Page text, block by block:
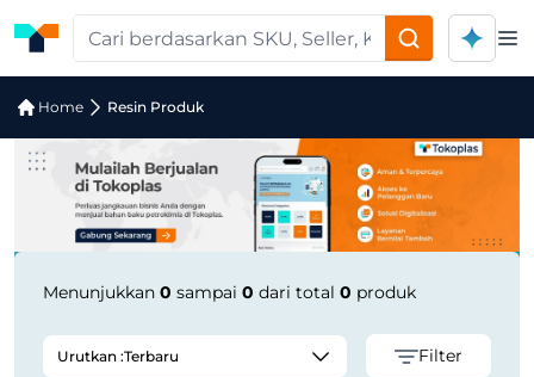
Home Resin Produk
Pencarian Produk "C-PLAST SILVER
Menunjukkan 0 sampai 0 dari total 0 produk
Urutkan :Terbaru Filter